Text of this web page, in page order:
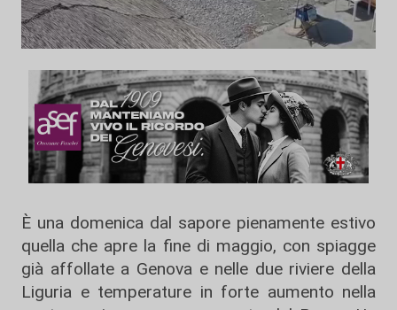
È una domenica dal sapore pienamente estivo
quella che apre la fine di maggio, con spiagge
già affollate a Genova e nelle due riviere della
Liguria e temperature in forte aumento nella